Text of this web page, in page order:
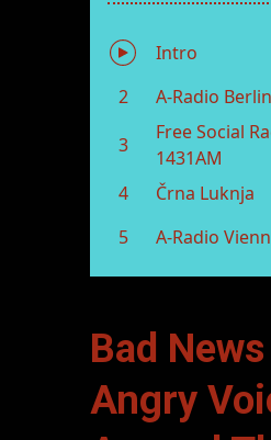
Bad
Angry